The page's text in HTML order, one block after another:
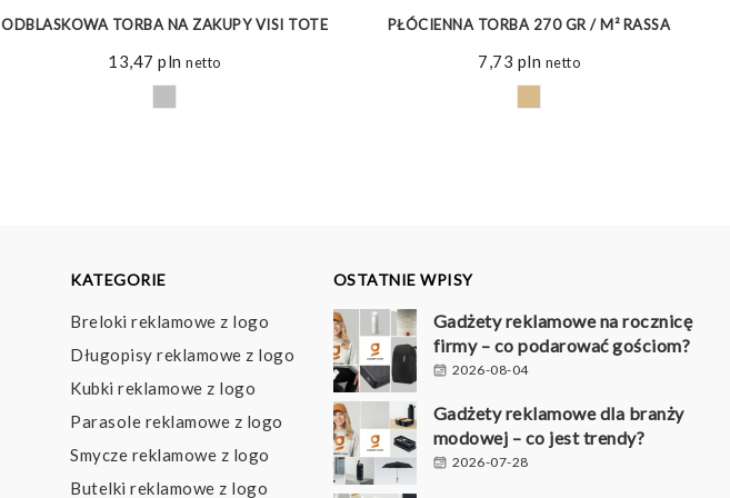
ODBLASKOWA TORBA NA ZAKUPY VISI TOTE
13,47pln netto
PŁÓCIENNA TORBA 270 GR / M² RASSA
7,73 pln netto
KATEGORIE
Breloki reklamowe z logo
Długopisy reklamowe z logo
Kubki reklamowe z logo
Parasole reklamowe z logo
Smycze reklamowe z logo
Butelki reklamowe z logo
OSTATNIE WPISY
Gadżety reklamowe na rocznicę
firmy – co podarować gościom?
2026-08-04
Gadżety reklamowe dla branży
modowej – co jest trendy?
2026-07-28